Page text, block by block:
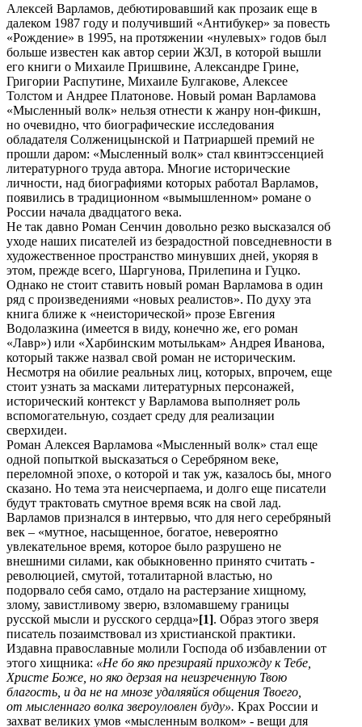
Алексей Варламов, дебютировавший как прозаик еще в
далеком 1987 году и получивший «Антибукер» за повесть
«Рождение» в 1995, на протяжении «нулевых» годов был
больше известен как автор серии ЖЗЛ, в которой вышли
его книги о Михаиле Пришвине, Александре Грине,
Григории Распутине, Михаиле Булгакове, Алексее
Толстом и Андрее Платонове. Новый роман Варламова
«Мысленный волк» нельзя отнести к жанру нон-фикшн,
но очевидно, что биографические исследования
обладателя Солженицынской и Патриаршей премий не
прошли даром: «Мысленный волк» стал квинтэссенцией
литературного труда автора. Многие исторические
личности, над биографиями которых работал Варламов,
появились в традиционном «вымышленном» романе о
России начала двадцатого века.
Не так давно Роман Сенчин довольно резко высказался об
уходе наших писателей из безрадостной повседневности в
художественное пространство минувших дней, укоряя в
этом, прежде всего, Шаргунова, Прилепина и Гуцко.
Однако не стоит ставить новый роман Варламова в один
ряд с произведениями «новых реалистов». По духу эта
книга ближе к «неисторической» прозе Евгения
Водолазкина (имеется в виду, конечно же, его роман
«Лавр») или «Харбинским мотылькам» Андрея Иванова,
который также назвал свой роман не историческим.
Несмотря на обилие реальных лиц, которых, впрочем, еще
стоит узнать за масками литературных персонажей,
исторический контекст у Варламова выполняет роль
вспомогательную, создает среду для реализации
сверхидеи.
Роман Алексея Варламова «Мысленный волк» стал еще
одной попыткой высказаться о Серебряном веке,
переломной эпохе, о которой и так уж, казалось бы, много
сказано. Но тема эта неисчерпаема, и долго еще писатели
будут трактовать смутное время всяк на свой лад.
Варламов признался в интервью, что для него серебряный
век – «мутное, насыщенное, богатое, невероятно
увлекательное время, которое было разрушено не
внешними силами, как обыкновенно принято считать -
революцией, смутой, тоталитарной властью, но
подорвало себя само, отдало на растерзание хищному,
злому, завистливому зверю, взломавшему границы
русской мысли и русского сердца»[1]. Образ этого зверя
писатель позаимствовал из христианской практики.
Издавна православные молили Господа об избавлении от
этого хищника: «Не бо яко презираяй прихожду к Тебе,
Христе Боже, но яко дерзая на неизреченную Твою
благость, и да не на мнозе удаляяйся общения Твоего,
от мысленнаго волка звероуловлен буду». Крах России и
захват великих умов «мысленным волком» - вещи для